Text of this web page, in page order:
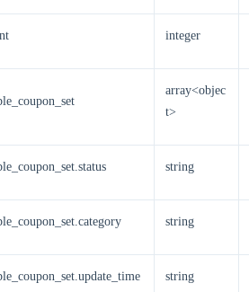
integer
array<objec
t>
string
string
string